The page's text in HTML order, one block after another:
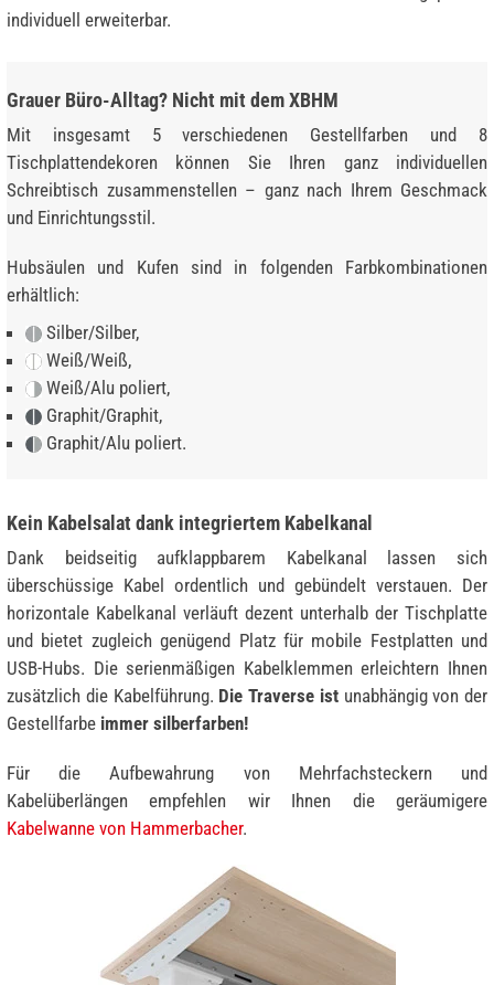
individuell erweiterbar.
Grauer Büro-Alltag? Nicht mit dem XBHM
Mit insgesamt 5 verschiedenen Gestellfarben und 8
Tischplattendekoren können Sie Ihren ganz individuellen
Schreibtisch zusammenstellen – ganz nach Ihrem Geschmack
und Einrichtungsstil.
Hubsäulen und Kufen sind in folgenden Farbkombinationen
erhältlich:
Silber/Silber,
Weiß/Weiß,
Weiß/Alu poliert,
Graphit/Graphit,
Graphit/Alu poliert.
Kein Kabelsalat dank integriertem Kabelkanal
Dank beidseitig aufklappbarem Kabelkanal lassen sich
überschüssige Kabel ordentlich und gebündelt verstauen. Der
horizontale Kabelkanal verläuft dezent unterhalb der Tischplatte
und bietet zugleich genügend Platz für mobile Festplatten und
USB-Hubs. Die serienmäßigen Kabelklemmen erleichtern Ihnen
zusätzlich die Kabelführung. Die Traverse istunabhängig von der
Gestellfarbe immer silberfarben!
Für die Aufbewahrung von Mehrfachsteckern und
Kabelüberlängen empfehlen wir Ihnen die geräumigere
Kabelwanne von Hammerbacher.